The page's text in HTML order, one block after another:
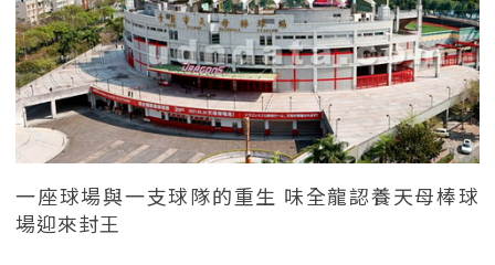
一座球場與一支球隊的重生 味全龍認養天母棒球
場迎來封王